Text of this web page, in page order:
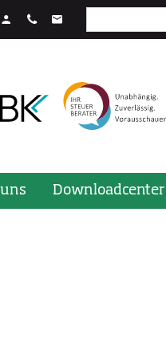
STRG + Enter.
Downloadcenter